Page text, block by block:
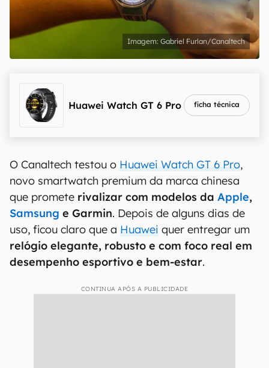
Gabriel Furlan/Canaltech
Huawei Watch GT 6 Pro ficha técnica
O Canaltech testou o Huawei Watch GT 6 Pro,
novo smartwatch premium da marca chinesa
que promete rivalizar com modelos da Apple,
Samsung e Garmin. Depois de alguns dias de
uso, ficou claro que a Huawei quer entregar um
relógio elegante, robusto e com foco real em
desempenho esportivo e bem-estar.
CONTINUA APÓS A PUBLICIDADE